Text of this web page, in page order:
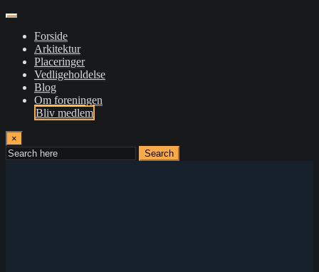
Forside
Arkitektur
Placeringer
Vedligeholdelse
Blog
Om foreningen
Bliv medlem
×
Search